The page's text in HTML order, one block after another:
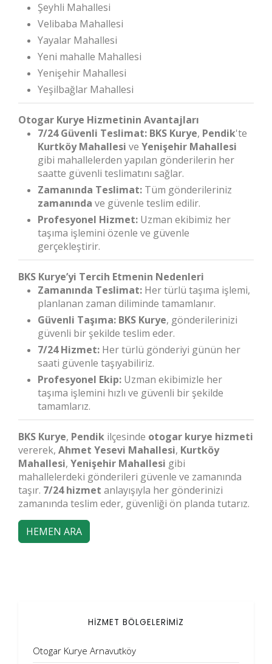
Şeyhli Mahallesi
Velibaba Mahallesi
Yayalar Mahallesi
Yeni mahalle Mahallesi
Yenişehir Mahallesi
Yeşilbağlar Mahallesi
Otogar Kurye Hizmetinin Avantajları
7/24 Güvenli Teslimat: BKS Kurye, Pendik'te
Kurtköy Mahallesi ve Yenişehir Mahallesi
gibi mahallelerden yapılan gönderilerin her
saatte güvenli teslimatını sağlar.
Zamanında Teslimat: Tüm gönderileriniz
zamanında ve güvenle teslim edilir.
Profesyonel Hizmet: Uzman ekibimiz her
taşıma işlemini özenle ve güvenle
gerçekleştirir.
BKS Kurye’yi Tercih Etmenin Nedenleri
Zamanında Teslimat: Her türlü taşıma işlemi,
planlanan zaman diliminde tamamlanır.
Güvenli Taşıma: BKS Kurye, gönderilerinizi
güvenli bir şekilde teslim eder.
7/24 Hizmet: Her türlü gönderiyi günün her
saati güvenle taşıyabiliriz.
Profesyonel Ekip: Uzman ekibimizle her
taşıma işlemini hızlı ve güvenli bir şekilde
tamamlarız.
BKS Kurye, Pendik ilçesinde otogar kurye hizmeti
vererek, Ahmet Yesevi Mahallesi, Kurtköy
Mahallesi, Yenişehir Mahallesi gibi
mahallelerdeki gönderileri güvenle ve zamanında
taşır. 7/24 hizmet anlayışıyla her gönderinizi
zamanında teslim eder, güvenliği ön planda tutarız.
HEMEN ARA
HİZMET BÖLGELERİMİZ
Otogar Kurye Arnavutköy